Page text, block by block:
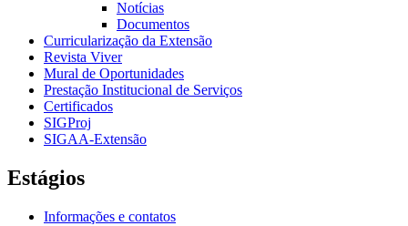
Notícias
Documentos
Curricularização da Extensão
Revista Viver
Mural de Oportunidades
Prestação Institucional de Serviços
Certificados
SIGProj
SIGAA-Extensão
Estágios
Informações e contatos